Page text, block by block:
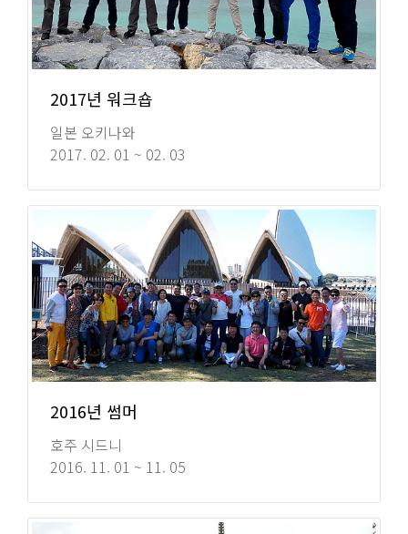
2017년 워크숍
일본 오키나와
2017. 02. 01 ~ 02. 03
2016년 썸머
호주 시드니
2016. 11. 01 ~ 11. 05